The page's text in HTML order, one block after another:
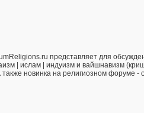
представляет для
| ислам | индуизм и вайшнавизм
также новинка на религиозном форуме